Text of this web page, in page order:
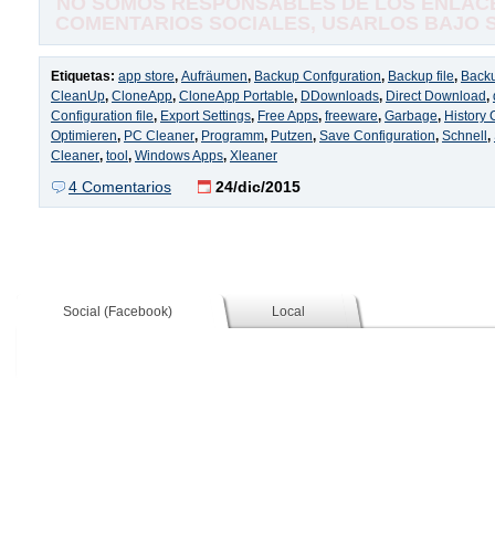
Etiquetas: app store, Aufräumen, Backup Confguration, Backup file,
CleanUp, CloneApp, CloneApp Portable, DDownloads, Direct Download,
Configuration file, Export Settings, Free Apps, freeware, Garbage, History
Optimieren, PC Cleaner, Programm, Putzen, Save Configuration, Schnell ,
Cleaner, tool , Windows Apps, Xleaner
4 Comentarios 24/dic/2015
Social (Facebook) Local